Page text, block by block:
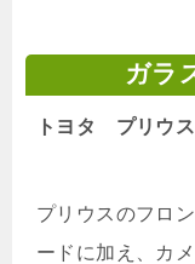
ガラ
トヨタ プリウ
プリウスのフロ
ードに加え、カ